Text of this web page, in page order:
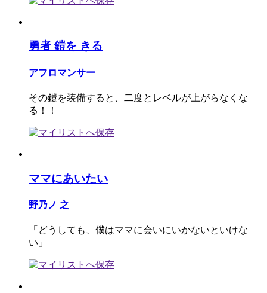
勇者 鎧を きる
アフロマンサー
その鎧を装備すると、二度とレベルが上がらなくな
る！！
ママにあいたい
野乃ノ 之
「どうしても、僕はママに会いにいかないといけな
い」